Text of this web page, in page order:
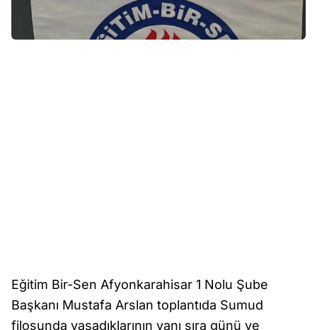
Eğitim Bir-Sen Afyonkarahisar 1 Nolu Şube
Başkanı Mustafa Arslan toplantıda Sumud
filosunda yaşadıklarının yanı sıra günü ve